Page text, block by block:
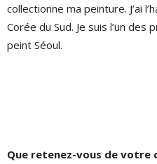
collectionne ma peinture. J’ai
Corée du Sud. Je suis l’un
peint Séoul.
Que retenez-vous de votre